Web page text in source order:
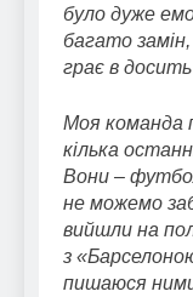
було дуже
багато
грає в
Моя команда
кілька
Вони –
не можемо
вийшли на
з
пишаюся